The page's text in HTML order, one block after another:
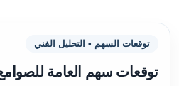
توقعات السهم • التحليل الفني